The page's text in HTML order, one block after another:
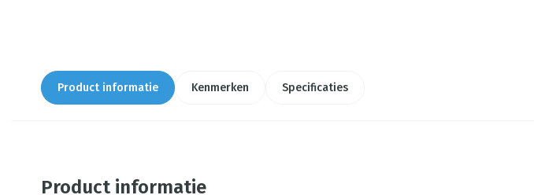
Product informatie Kenmerken Specificaties
Product informatie